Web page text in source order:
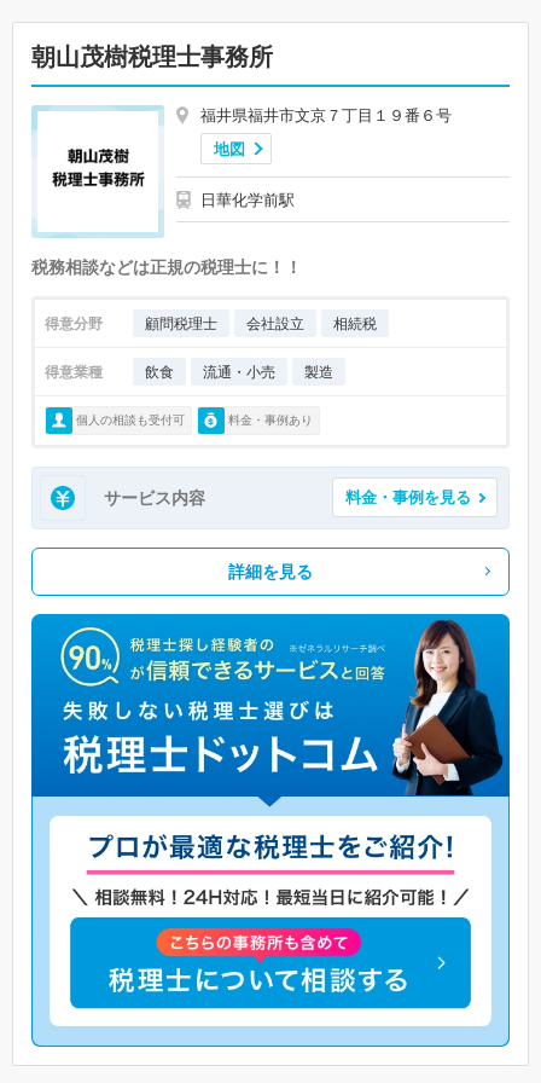
朝山茂樹税理士事務所
福井県福井市文京７丁目１９番６号
地図
日華化学前駅
税務相談などは正規の税理士に！！
得意分野 顧問税理士 会社設立 相続税
得意業種 飲食 流通・小売 製造
個人の相談も受付可 料金・事例あり
サービス内容 料金・事例を見る
詳細を見る